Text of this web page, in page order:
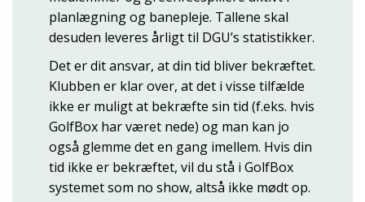
planlægning og banepleje. Tallene skal
desuden leveres årligt til DGU’s statistikker.
Det er dit ansvar, at din tid bliver bekræftet.
Klubben er klar over, at det i visse tilfælde
ikke er muligt at bekræfte sin tid (f.eks. hvis
GolfBox har været nede) og man kan jo
også glemme det en gang imellem. Hvis din
tid ikke er bekræftet, vil du stå i GolfBox
systemet som no show, altså ikke mødt op.